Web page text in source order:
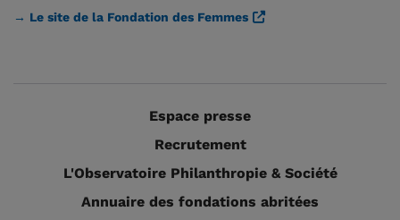
→ Le site de la Fondation des Femmes
Espace presse
Recrutement
L'Observatoire Philanthropie & Société
Annuaire des fondations abritées